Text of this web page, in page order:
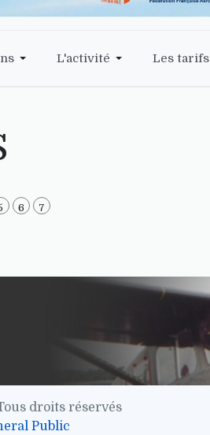
L'activité Les tarifs
6 7
droits réservés
Public